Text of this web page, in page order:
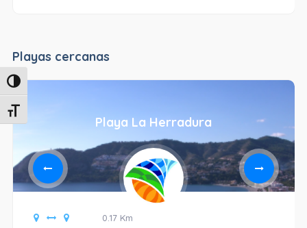
Alternar alto contraste
Alternar tamaño de letra
Playas cercanas
Playa La Herradura
0.17 Km